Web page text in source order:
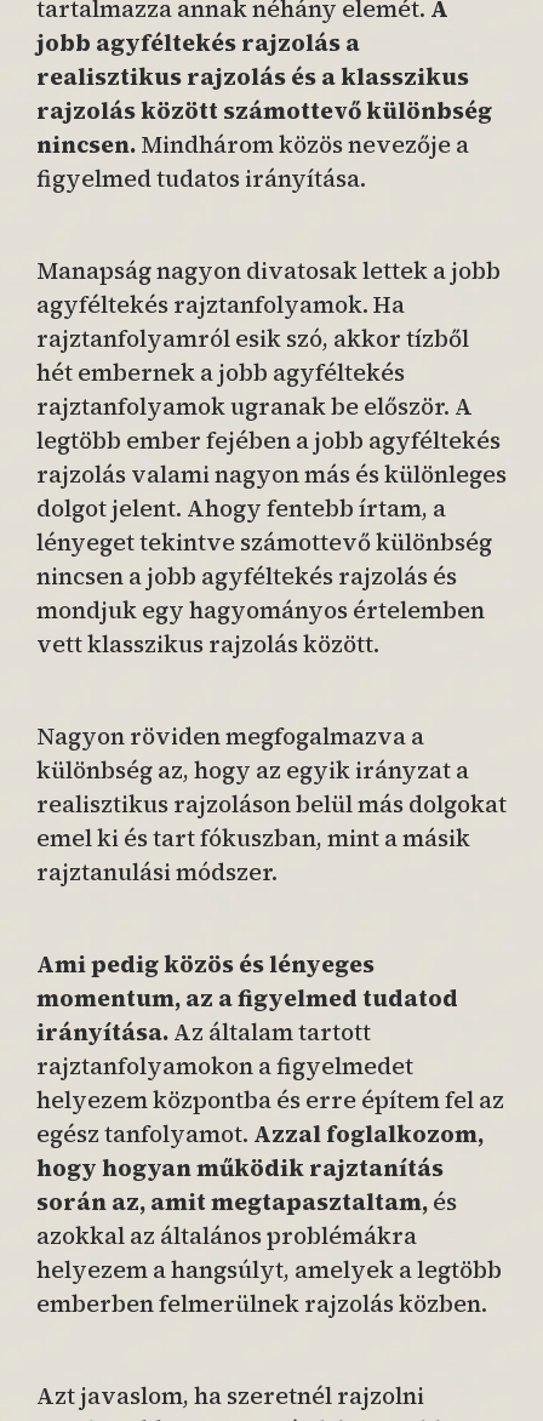
tartalmazza annak néhány elemét. A
jobb agyféltekés rajzolás a
realisztikus rajzolás és a klasszikus
rajzolás között számottevő különbség
nincsen.Mindhárom közös nevezője a
figyelmed tudatos irányítása.
Manapság nagyon divatosak lettek a jobb
agyféltekés rajztanfolyamok. Ha
rajztanfolyamról esik szó, akkor tízből
hét embernek a jobb agyféltekés
rajztanfolyamok ugranak be először. A
legtöbb ember fejében a jobb agyféltekés
rajzolás valami nagyon más és különleges
dolgot jelent. Ahogy fentebb írtam, a
lényeget tekintve számottevő különbség
nincsen a jobb agyféltekés rajzolás és
mondjuk egy hagyományos értelemben
vett klasszikus rajzolás között.
Nagyon röviden megfogalmazva a
különbség az, hogy az egyik irányzat a
realisztikus rajzoláson belül más dolgokat
emel ki és tart fókuszban, mint a másik
rajztanulási módszer.
Ami pedig közös és lényeges
momentum, az a figyelmed tudatod
irányítása.Az általam tartott
rajztanfolyamokon a figyelmedet
helyezem központba és erre építem fel az
egész tanfolyamot. Azzal foglalkozom,
hogy hogyan működik rajztanítás
során az, amit megtapasztaltam,és
azokkal az általános problémákra
helyezem a hangsúlyt, amelyek a legtöbb
emberben felmerülnek rajzolás közben.
Azt javaslom, ha szeretnél rajzolni